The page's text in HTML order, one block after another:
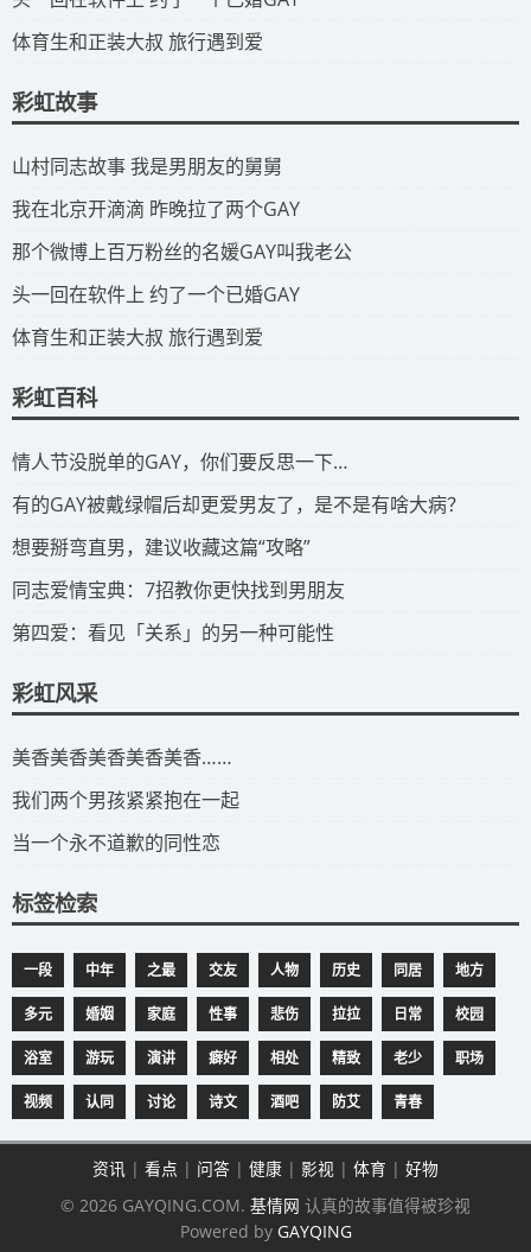
​体育生和正装大叔 旅行遇到爱
彩虹故事
​山村同志故事 我是男朋友的舅舅
​我在北京开滴滴 昨晚拉了两个GAY
​那个微博上百万粉丝的名媛GAY叫我老公
​头一回在软件上 约了一个已婚GAY
​体育生和正装大叔 旅行遇到爱
彩虹百科
​情人节没脱单的GAY，你们要反思一下…
​有的GAY被戴绿帽后却更爱男友了，是不是有啥大病？
​想要掰弯直男，建议收藏这篇“攻略”
​同志爱情宝典：7招教你更快找到男朋友
​第四爱：看见「关系」的另一种可能性
彩虹风采
​美香美香美香美香美香……
我们两个男孩紧紧抱在一起
当一个永不道歉的同性恋
标签检索
一段 中年 之最 交友 人物 历史 同居 地方
多元 婚姻 家庭 性事 悲伤 拉拉 日常 校园
浴室 游玩 演讲 癖好 相处 精致 老少 职场
视频 认同 讨论 诗文 酒吧 防艾 青春
资讯 | 看点 | 问答 | 健康 | 影视 | 体育 | 好物
© 2026 GAYQING.COM. 基情网 认真的故事值得被珍视
Powered by GAYQING